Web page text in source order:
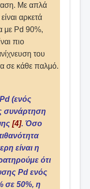
Με απλά
αρκετά
με Pd 90%,
πιο
του
σε κάθε παλμό.
(ενός
συνάρτηση
[4]. Όσο
είναι η
ότι
Pd ενός
σε 50%, η